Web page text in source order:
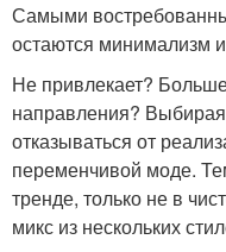
Самыми
остаются минимализм
Не привлекает?
направления?
отказываться от
переменчивой моде.
тренде, только не в
микс из нескольких